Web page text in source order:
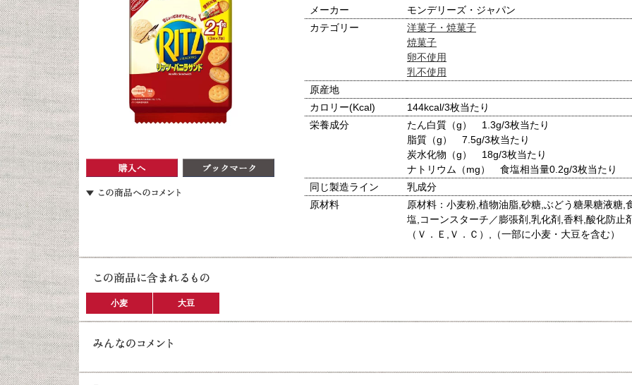
メーカー
モンデリーズ・ジャパン
カテゴリー
洋菓子・焼菓子
焼菓子
卵不使用
乳不使用
原産地
カロリー(Kcal)
144kcal/3枚当たり
栄養成分
たん白質（g） 1.3g/3枚当たり
脂質（g） 7.5g/3枚当たり
炭水化物（g） 18g/3枚当たり
ナトリウム（mg） 食塩相当量0.2g/3枚当たり
同じ製造ライン
乳成分
原材料
原材料：小麦粉,植物油脂,砂糖,ぶどう糖果糖液糖,
塩,コーンスターチ／膨張剤,乳化剤,香料,酸化防止
（Ｖ．Ｅ,Ｖ．Ｃ）,（一部に小麦・大豆を含む）
小麦 大豆